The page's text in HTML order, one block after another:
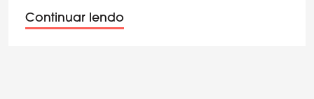
Continuar lendo